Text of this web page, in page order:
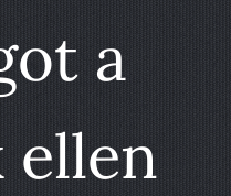
a
ellen